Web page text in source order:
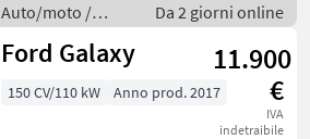
Auto/moto /
Berline
Da 2 giorni online
Ford Galaxy
11.900
€
IVA
indetraibile
150 CV/110 kW Anno prod. 2017